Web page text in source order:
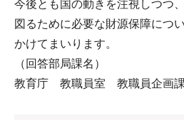
今後とも国の動きを注視しつつ
図るために必要な財源保障につ
かけてまいります。
（回答部局課名）
教育庁 教職員室 教職員企画課